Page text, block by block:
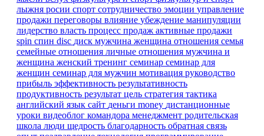
лыжня росии спорт сотрудничество эмоции управление
продажи переговоры влияние убеждение манипуляции
лидерство власть процесс продаж активные продажи
spin спин disc диск мужчина женщина отношения семья
семейные отношения личные отношения мужчина и
женщина женский тренинг семинар семинар для
женщин семинар для мужчин мотивация руководство
прибыль эффективность результативность
продуктивность результат цель стратегия тактика
английский язык сайт деньги money дистанционные
уроки видеоблог командора менеджмент родительская
школа люди щедрость благодарность обратная связь